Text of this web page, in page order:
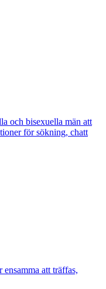
och bisexuella män att
för sökning, chatt
att träffas,